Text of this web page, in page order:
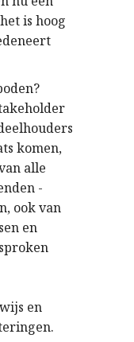
is hoog
komen,
alle
-
ook van
en
en